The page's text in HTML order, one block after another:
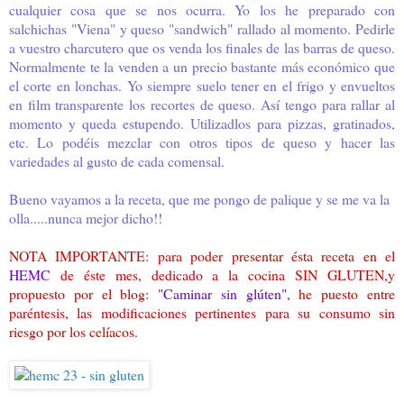
cualquier cosa que se nos ocurra. Yo los he preparado con
salchichas "Viena" y queso "sandwich" rallado al momento. Pedirle
a vuestro charcutero que os venda los finales de las barras de queso.
Normalmente te la venden a un precio bastante más económico que
el corte en lonchas. Yo siempre suelo tener en el frigo y envueltos
en film transparente los recortes de queso. Así tengo para rallar al
momento y queda estupendo. Utilizadlos para pizzas, gratinados,
etc. Lo podéis mezclar con otros tipos de queso y hacer las
variedades al gusto de cada comensal.
Bueno vayamos a la receta, que me pongo de palique y se me va la
olla.....nunca mejor dicho!!
NOTA IMPORTANTE: para poder presentar ésta receta en el
HEMC de éste mes, dedicado a la cocina SIN GLUTEN,y
propuesto por el blog: "Caminar sin glúten", he puesto entre
paréntesis, las modificaciones pertinentes para su consumo sin
riesgo por los celíacos.